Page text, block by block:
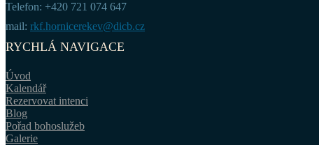
Telefon: +420 721 074 647
mail: rkf.hornicerekev@dicb.cz
RYCHLÁ NAVIGACE
Úvod
Kalendář
Rezervovat intenci
Blog
Pořad bohoslužeb
Galerie